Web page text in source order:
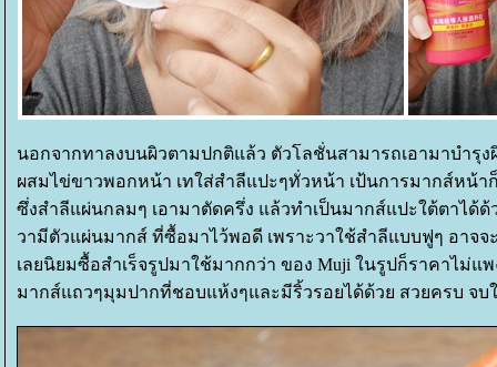
นอกจากทาลงบนผิวตามปกติแล้ว ตัวโลชั่นสามารถเอามาบำรุ
ผสมไข่ขาวพอกหน้า เทใส่สำลีแปะๆทั่วหน้า เป้นการมากส์หน้า
ซึ่งสำลีแผ่นกลมๆ เอามาตัดครึ่ง แล้วทำเป็นมากส์แปะใต้ตาได้ด้
วามีตัวแผ่นมากส์ ที่ซื้อมาไว้พอดี เพราะวาใช้สำลีแบบฟูๆ อาจ
เลยนิยมซื้อสำเร็จรูปมาใช้มากกว่า ของ Muji ในรูปก็ราคาไม่
มากส์แถวๆมุมปากที่ชอบแห้งๆและมีริ้วรอยได้ด้วย สวยครบ จบ